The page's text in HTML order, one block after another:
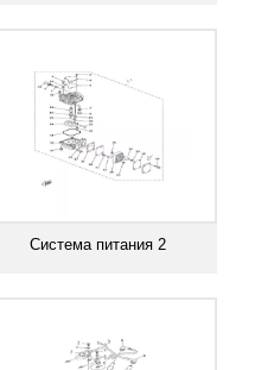
Система питания 2